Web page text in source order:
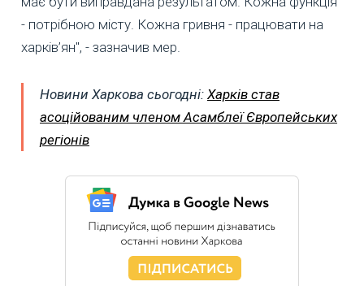
- потрібною місту. Кожна гривня - працювати на
харків’ян", - зазначив мер.
Новини Харкова сьогодні: Харків став
асоційованим членом Асамблеї Європейських
регіонів